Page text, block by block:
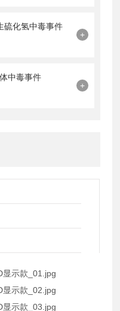
硫化氢中毒事件
+
中毒事件
+